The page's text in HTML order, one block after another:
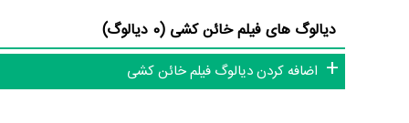
دیالوگ های فیلم خائن کشی (0 دیالوگ)
اضافه کردن دیالوگ فیلم خائن کشی